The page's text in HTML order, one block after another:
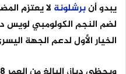
يبدو أنبرشلونة لا يعتزم
لضم النجم الكولومبي لويس
الخيار الأول لدعم الجهة